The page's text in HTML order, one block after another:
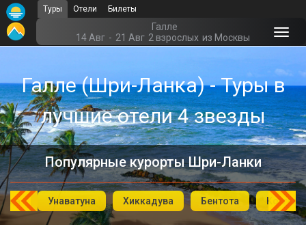
Туры Отели Билеты
Галле
14 Авг - 21 Авг 2 взрослых из Москвы
Галле (Шри-Ланка) - Туры в
лучшие отели 4 звезды
Популярные курорты Шри-Ланки
Унаватуна Хиккадува Бентота Коггала
Главная
Офис г. Москва
Помощь
Подборки отелей
Турция
Таиланд